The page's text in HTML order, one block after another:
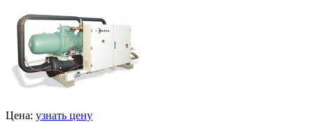
Цена: узнать цену